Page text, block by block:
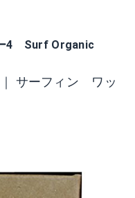
ー4 Surf Organic
サーフィン ワッ